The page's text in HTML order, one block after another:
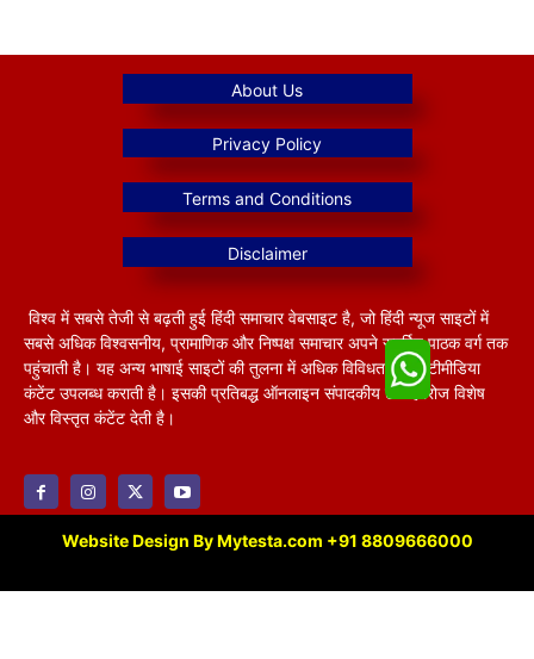
विश्व में सबसे तेजी से बढ़ती हुई हिंदी समाचार वेबसाइट है, जो हिंदी न्यूज साइटों में
सबसे अधिक विश्वसनीय, प्रामाणिक और निष्पक्ष समाचार अपने समर्पित पाठक वर्ग तक
पहुंचाती है। यह अन्य भाषाई साइटों की तुलना में अधिक विविधतापूर्ण मल्टीमीडिया
कंटेंट उपलब्ध कराती है। इसकी प्रतिबद्ध ऑनलाइन संपादकीय टीम हररोज विशेष
और विस्तृत कंटेंट देती है।
Website Design By Mytesta.com +91 8809666000